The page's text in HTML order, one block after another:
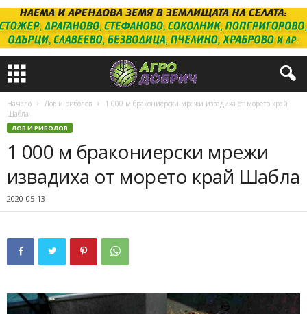
Начало Лов и риболов
1 000 м бракониерски мрежи извадиха от морето край
Шабла
ЛОВ И РИБОЛОВ
1 000 м бракониерски мрежи
извадиха от морето край Шабла
2020-05-13